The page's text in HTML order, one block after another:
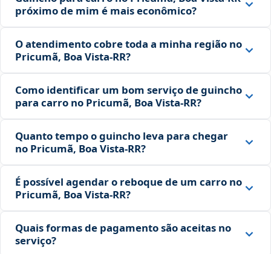
próximo de mim é mais econômico?
O atendimento cobre toda a minha região no
Pricumã, Boa Vista‑RR?
Como identificar um bom serviço de guincho
para carro no Pricumã, Boa Vista‑RR?
Quanto tempo o guincho leva para chegar
no Pricumã, Boa Vista‑RR?
É possível agendar o reboque de um carro no
Pricumã, Boa Vista‑RR?
Quais formas de pagamento são aceitas no
serviço?